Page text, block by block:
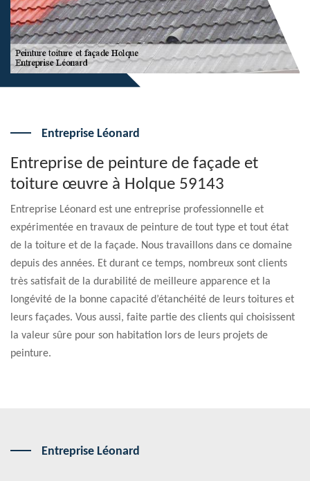
Entreprise Léonard
Entreprise de peinture de façade et
toiture œuvre à Holque 59143
Entreprise Léonard est une entreprise professionnelle et
expérimentée en travaux de peinture de tout type et tout état
de la toiture et de la façade. Nous travaillons dans ce domaine
depuis des années. Et durant ce temps, nombreux sont clients
très satisfait de la durabilité de meilleure apparence et la
longévité de la bonne capacité d’étanchéité de leurs toitures et
leurs façades. Vous aussi, faite partie des clients qui choisissent
la valeur sûre pour son habitation lors de leurs projets de
peinture.
Entreprise Léonard